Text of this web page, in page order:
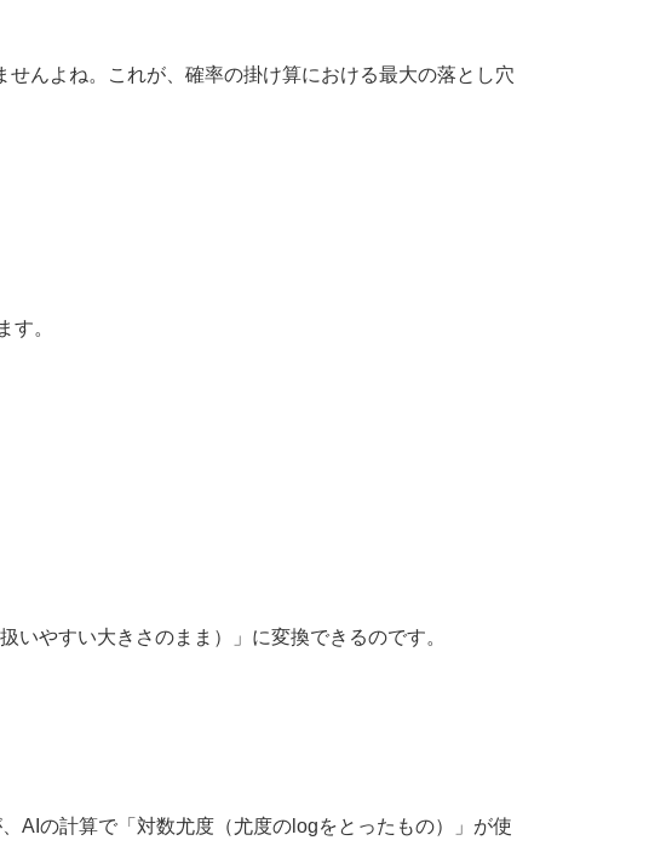
んよね。これが、確率の掛け算における最大の落とし穴
す。
やすい大きさのまま）」に変換できるのです。
AIの計算で「対数尤度（尤度のlogをとったもの）」が使